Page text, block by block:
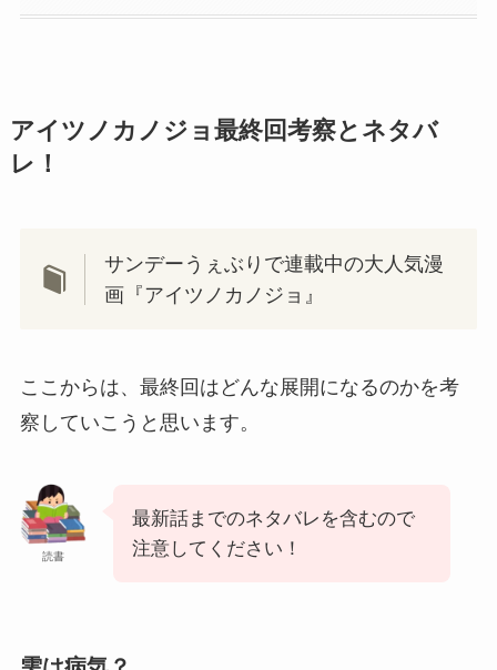
アイツノカノジョ最終回考察とネタバ
レ！
サンデーうぇぶりで連載中の大人気漫
画『アイツノカノジョ』
ここからは、最終回はどんな展開になるのかを考
察していこうと思います。
読書
最新話までのネタバレを含むので
注意してください！